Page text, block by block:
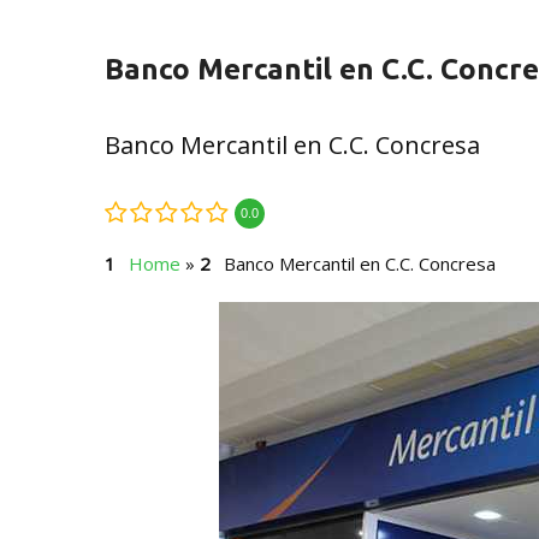
Banco Mercantil en C.C.
Banco Mercantil en C.C. Concresa
0.0
Home » Banco Mercantil en C.C. Concresa